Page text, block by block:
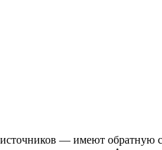
— имеют обратную